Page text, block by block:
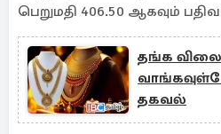
பெறுமதி 406.50 ஆகவும்
தங்க
தகவல்